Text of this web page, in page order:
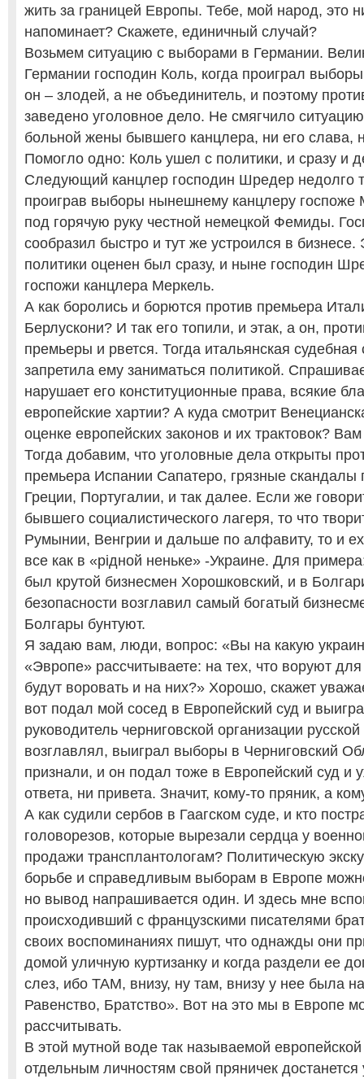
жить за границей Европы. Тебе, мой народ, это
напоминает? Скажете, единичный случай?
Возьмем ситуацию с выборами в Германии.
Германии господин Коль, когда проиграл
он – злодей, а не объединитель, и поэтому
заведено уголовное дело. Не смягчило
больной жены бывшего канцлера, ни его слава,
Помогло одно: Коль ушел с политики, и сразу и
Следующий канцлер господин Шредер недолго
проиграв выборы нынешнему канцлеру госпоже
под горячую руку честной немецкой Фемиды.
сообразил быстро и тут же устроился в бизнесе.
политики оценен был сразу, и ныне господин
госпожи канцлера Меркель.
А как боролись и борются против премьера
Берлускони? И так его топили, и этак, а он,
премьеры и рвется. Тогда итальянская судебная
запретила ему заниматься политикой.
нарушает его конституционные права, всякие
европейские хартии? А куда смотрит
оценке европейских законов и их трактовок?
Тогда добавим, что уголовные дела открыты
премьера Испании Сапатеро, грязные скандалы
Греции, Португалии, и так далее. Если же
бывшего социалистического лагеря, то что
Румынии, Венгрии и дальше по алфавиту, то и
все как в «рiдной неньке» -Украине. Для
был крутой бизнесмен Хорошковский, и в
безопасности возглавил самый богатый
Болгары бунтуют.
Я задаю вам, люди, вопрос: «Вы на какую
«Эвропе» рассчитываете: на тех, что воруют
будут воровать и на них?» Хорошо, скажет
вот подал мой сосед в Европейский суд и
руководитель черниговской организации
возглавлял, выиграл выборы в Черниговский
признали, и он подал тоже в Европейский суд и
ответа, ни привета. Значит, кому-то пряник, а
А как судили сербов в Гаагском суде, и кто
головорезов, которые вырезали сердца у
продажи трансплантологам? Политическую
борьбе и справедливым выборам в Европе
но вывод напрашивается один. И здесь мне
происходивший с французскими писателями
своих воспоминаниях пишут, что однажды они
домой уличную куртизанку и когда раздели ее
слез, ибо ТАМ, внизу, ну там, внизу у нее была
Равенство, Братство». Вот на это мы в Европе
рассчитывать.
В этой мутной воде так называемой
отдельным личностям свой пряничек